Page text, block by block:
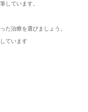
しています。
た治療を選びましょう。
ています